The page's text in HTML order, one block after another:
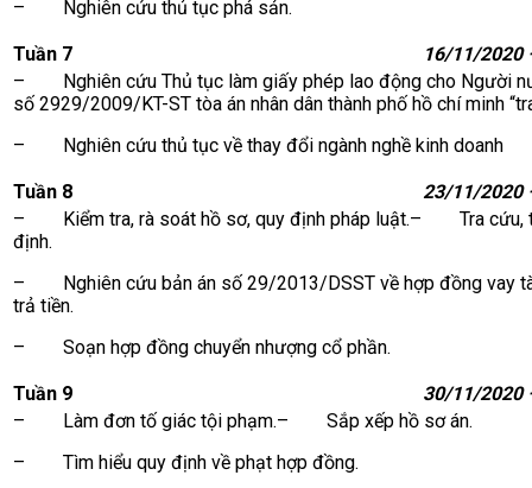
– Nghiên cứu thủ tục phá sản.
Tuần 7
16/11/2020
– Nghiên cứu Thủ tục làm giấy phép lao động cho Người
số 2929/2009/KT-ST tòa án nhân dân thành phố hồ chí minh
– Nghiên cứu thủ tục về thay đổi ngành nghề kinh doanh
Tuần 8
23/11/2020
– Kiểm tra, rà soát hồ sơ, quy định pháp luật.– Tra cứu,
định.
– Nghiên cứu bản án số 29/2013/DSST về hợp đồng vay
trả tiền.
– Soạn hợp đồng chuyển nhượng cổ phần.
Tuần 9
30/11/2020
– Làm đơn tố giác tội phạm.– Sắp xếp hồ sơ án.
– Tìm hiểu quy định về phạt hợp đồng.